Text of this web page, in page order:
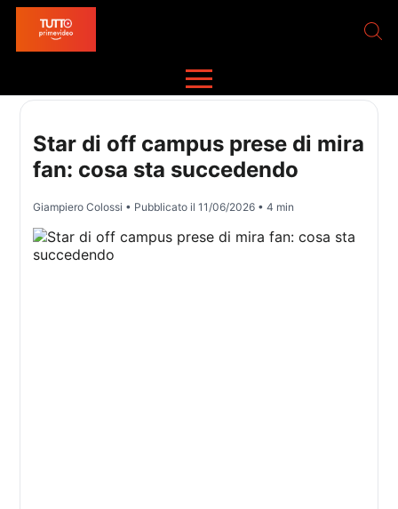
Star di off campus prese di mira
fan: cosa sta succedendo
Giampiero Colossi • Pubblicato il11/06/2026 • 4 min